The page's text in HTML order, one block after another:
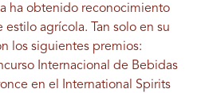
ha obtenido reconocimiento
agrícola. Tan solo en su
los siguientes premios:
Internacional de Bebidas
en el International Spirits